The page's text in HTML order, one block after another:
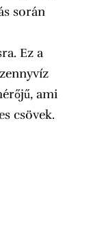
során
Ez a
ami
csövek.